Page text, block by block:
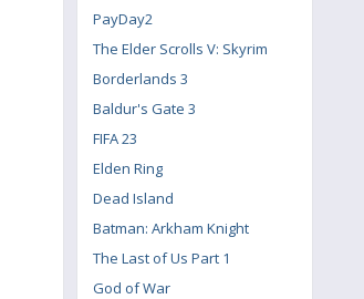
PayDay2
The Elder Scrolls V: Skyrim
Borderlands 3
Baldur's Gate 3
FIFA 23
Elden Ring
Dead Island
Batman: Arkham Knight
The Last of Us Part 1
God of War